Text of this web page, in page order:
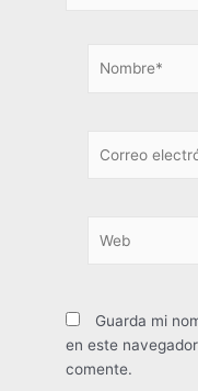
electrónico*
Guarda mi
en este
comente.